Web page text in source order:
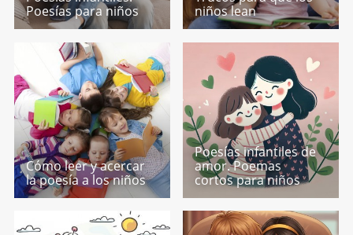
Poesías para niños
niños lean
Cómo leer y acercar
la poesía a los niños
Poesías infantiles de
amor. Poemas
cortos para niños